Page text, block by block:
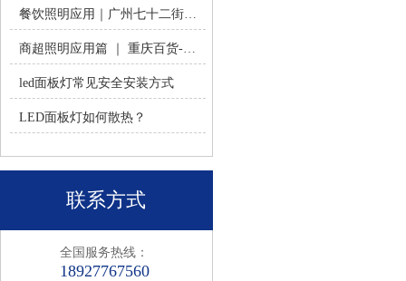
餐饮照明应用｜广州七十二街道餐饮连锁-佛山火树银花照明
商超照明应用篇 ｜ 重庆百货-佛山火树银花照明合作历程
led面板灯常见安全安装方式
LED面板灯如何散热？
联系方式
全国服务热线：
18927767560